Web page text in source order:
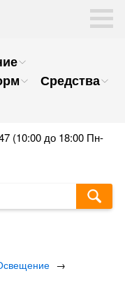
Средства
(10:00 до 18:00 Пн-
→